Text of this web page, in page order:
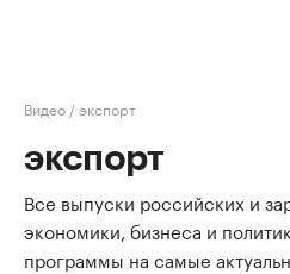
Видео /экспорт
экспорт
Все выпуски российских и
экономики, бизнеса и
программы на самые